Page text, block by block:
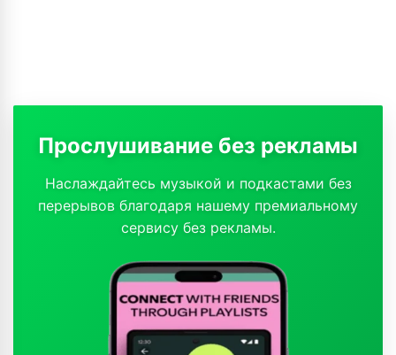
Прослушивание без рекламы
Наслаждайтесь музыкой и подкастами без
перерывов благодаря нашему премиальному
сервису без рекламы.